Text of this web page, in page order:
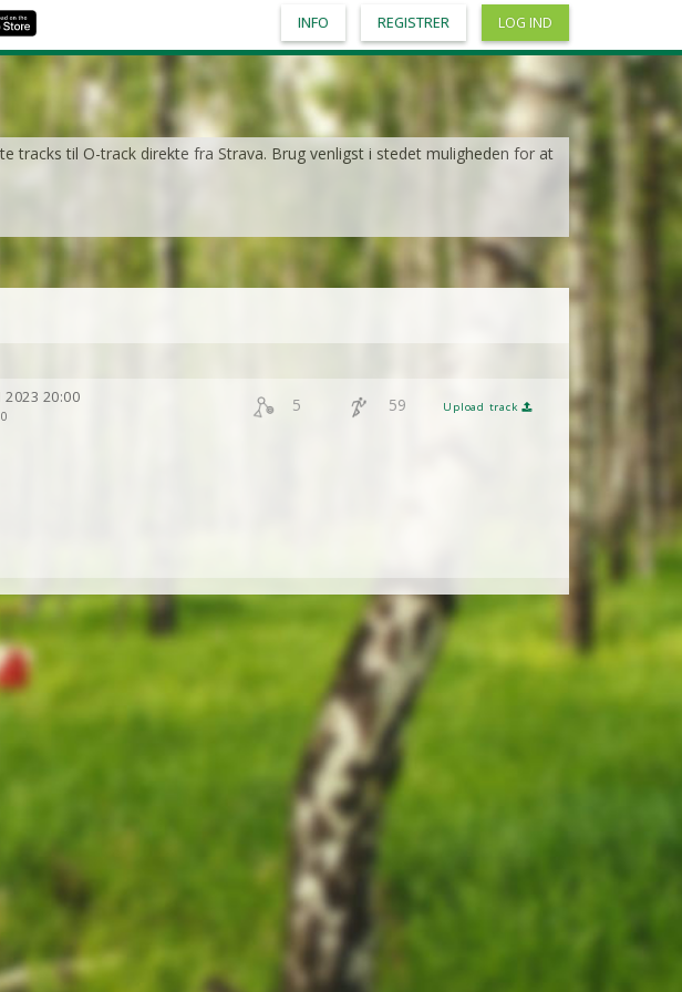
tracks til O-track direkte fra Strava. Brug venligst i stedet muligheden for at
2023 20:00 5 59 Upload track
INFO REGISTRER LOG IND